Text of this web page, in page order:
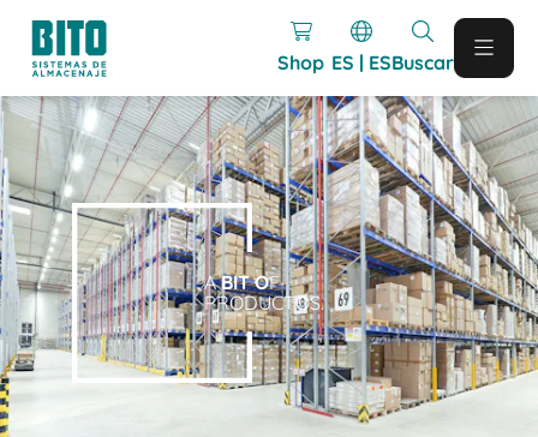
Shop ES | ESBuscar
ABIT OF
PRODUCTOS.